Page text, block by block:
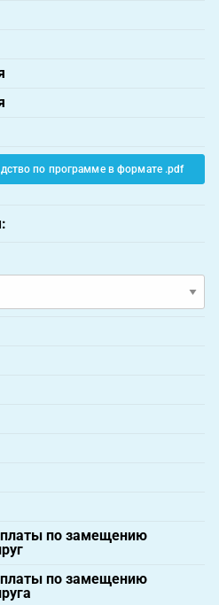
по программе в формате .pdf
по замещению
по замещению